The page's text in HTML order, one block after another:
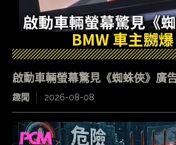
啟動車輛螢幕驚見《蜘蛛俠》廣
趣聞 2026-08-08